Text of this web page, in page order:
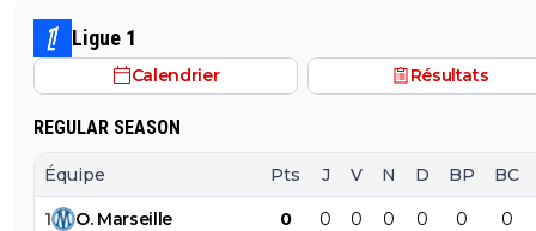
avec l'OL qui est une valeur sûre... contrairement à
Ligue 1
Calendrier Résultats
REGULAR SEASON
Équipe Pts J V N D BP BC
1 O. Marseille 0 0 0 0 0 0 0